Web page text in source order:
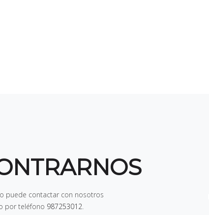
puede contactar con nosotros
por teléfono 987253012